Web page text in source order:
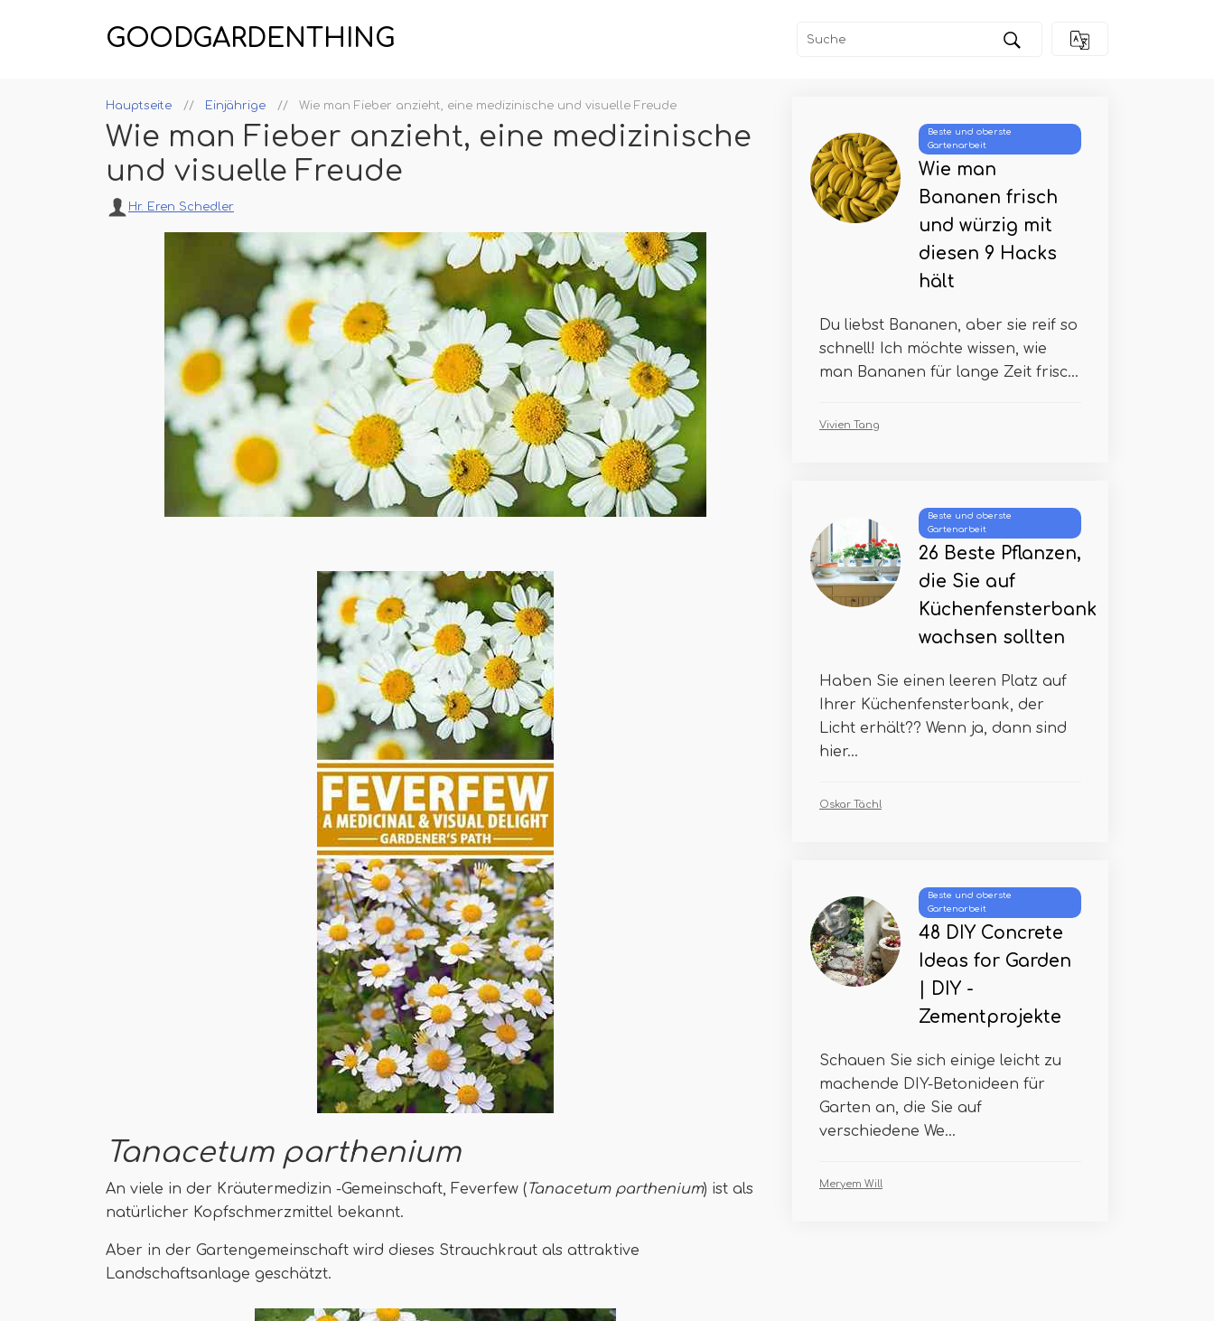
GOODGARDENTHING
Hauptseite Einjährige Wie man Fieber anzieht, eine medizinische und visuelle Freude
Wie man Fieber anzieht, eine medizinische
und visuelle Freude
Hr. Eren Schedler
Tanacetum parthenium
An viele in der Kräutermedizin -Gemeinschaft, Feverfew (Tanacetum parthenium) ist als
natürlicher Kopfschmerzmittel bekannt.
Aber in der Gartengemeinschaft wird dieses Strauchkraut als attraktive
Landschaftsanlage geschätzt.
Beste und oberste
Gartenarbeit
Wie man
Bananen frisch
und würzig mit
diesen 9 Hacks
hält
Du liebst Bananen, aber sie reif so
schnell! Ich möchte wissen, wie
man Bananen für lange Zeit frisc...
Vivien Tang
Beste und oberste
Gartenarbeit
26 Beste Pflanzen,
die Sie auf
Küchenfensterbank
wachsen sollten
Haben Sie einen leeren Platz auf
Ihrer Küchenfensterbank, der
Licht erhält?? Wenn ja, dann sind
hier...
Oskar Tächl
Beste und oberste
Gartenarbeit
48 DIY Concrete
Ideas for Garden
| DIY -
Zementprojekte
Schauen Sie sich einige leicht zu
machende DIY-Betonideen für
Garten an, die Sie auf
verschiedene We...
Meryem Will